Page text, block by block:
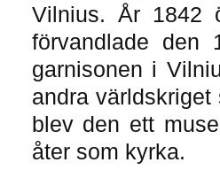
Vilnius. År 1842
förvandlade den
garnisonen i
andra
blev den ett
åter som kyrka.